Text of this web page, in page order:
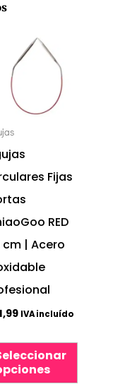
Fijas
RED
cm | Acero
IVA incluído